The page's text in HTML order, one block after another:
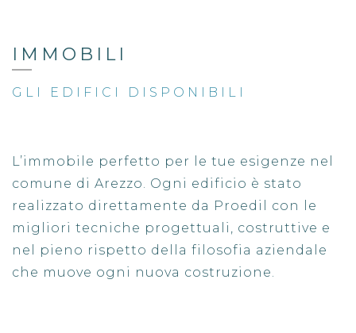
IMMOBILI
GLI EDIFICI DISPONIBILI
L’immobile perfetto per le tue esigenze nel
comune di Arezzo. Ogni edificio è stato
realizzato direttamente da Proedil con le
migliori tecniche progettuali, costruttive e
nel pieno rispetto della filosofia aziendale
che muove ogni nuova costruzione.